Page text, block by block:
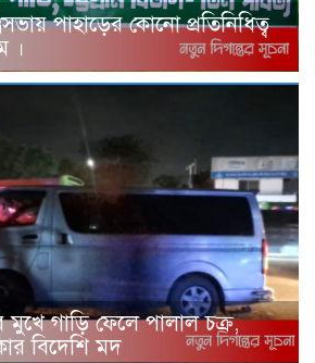
পাহাড়ের কোনো প্রতিনিধিত্ব
।
মুখে গাড়ি ফেলে পালাল চক্র,
বিদেশি মদ